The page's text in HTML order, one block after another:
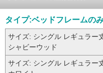
タイプ:ベッドフレームの
サイズ: シングル レギュラー
シャビーウッド
サイズ: シングル レギュラー